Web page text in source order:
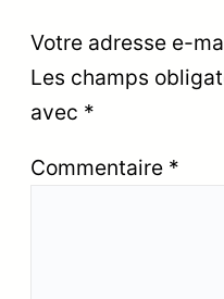
Votre adresse e-
Les champs
avec *
Commentaire *